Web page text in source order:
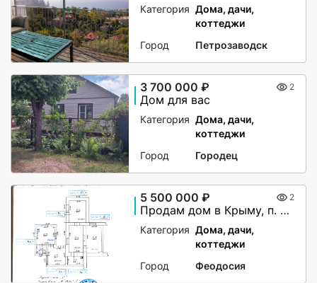
Категория Дома, дачи,
коттеджи
Город
Петрозаводск
3 700 000 ₽ 2
Дом для вас
Категория Дома, дачи,
коттеджи
Город
Городец
5 500 000 ₽ 2
Продам дом в Крыму, п. Коктебель
Категория Дома, дачи,
коттеджи
Город
Феодосия